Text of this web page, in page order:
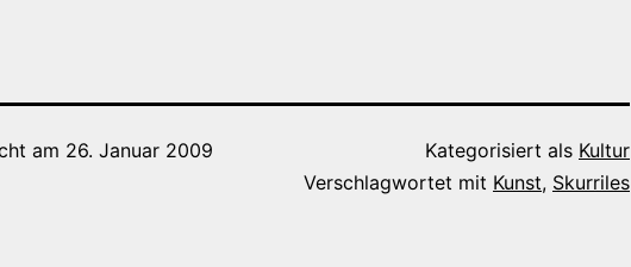
am 26. Januar 2009 Kategorisiert als Kultur
Verschlagwortet mit Kunst, Skurriles